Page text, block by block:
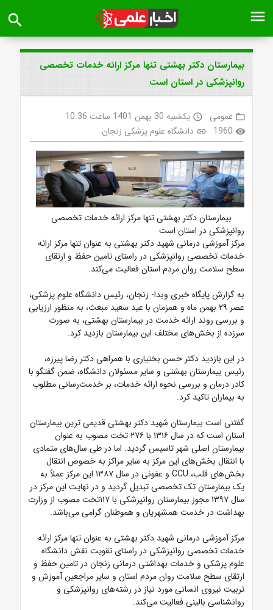
menu
search
بیمارستان دکتر بهشتی تنها مرکز ارائه خدمات تخصصی
روانپزشکی در استان است
folder_open عمومی access_time یکشنبه 30 بهمن 1401 ساعت 10:36
visibility
1960
link دانشگاه علوم پزشکی زنجان
بیمارستان دکتر بهشتی تنها مرکز ارائه خدمات تخصصی
روانپزشکی در استان است
مرکز آموزشی درمانی شهید دکتر بهشتی به عنوان تنها مرکز ارائه
خدمات تخصصی روانپزشکی در راستای تامین حفظ و ارتقای
سطح سلامت روان مردم استان فعالیت می‌کند.
به گزارش پایگاه خبری وبدا- زنجان، رئیس دانشگاه علوم پزشکی،
عصر ۲۹ بهمن ماه و همزمان با عید سعید مبعث، به منظور ارزیابی
و بررسی روند ارائه خدمت در بیمارستان بهشتی، به صورت
سرزده از بخش‌های مختلف این بیمارستان بازدید کرد.
در این بازدید دکتر حسن بختیاری با همراهی دکتر رضا پیرزه،
رئیس بیمارستان بهشتی و سایر مسئولان دانشگاه، ضمن گفتگو با
کادر درمان و بررسی نحوه ارائه خدمات، بر خدمت‌رسانی مطلوب
به بیماران تاکید کرد.
گفتنی است بیمارستان شهید دکتر بهشتی قدیمی ترین بیمارستان
استان است که در سال ۱۳۱۶ با ۲۷۶ تخت مصوب به عنوان
بیمارستان اصلی شهر تاسیس گردید. اما در طی سال‌های متمادی
با انتقال بخش‌های این مرکز به سایر مراکز به خصوص انتقال
بخش‌های قلب، CCU و عفونی در سال ۱۳۸۷ این مرکز عملاً به
یک بیمارستان تک تخصصی تبدیل گردید و در نهایت این مرکز در
سال ۱۳۹۷ مجوز بیمارستان روانپزشکی با ۱۱۷تخت مصوب از وزارت
بهداشت در خدمت همشهریان و هموطنان گرامی می‌باشد.
مرکز آموزشی درمانی شهید دکتر بهشتی به عنوان تنها مرکز ارائه
خدمات تخصصی روانپزشکی در راستای تقویت نقش دانشگاه
علوم پزشکی و خدمات بهداشتی درمانی زنجان در تامین حفظ و
ارتقای سطح سلامت روان مردم استان و سایر مراجعین آموزش و
تربیت نیروی انسانی مورد نیاز در رشته‌های روانپزشکی و
روانشناسی بالینی فعالیت می‌کند.